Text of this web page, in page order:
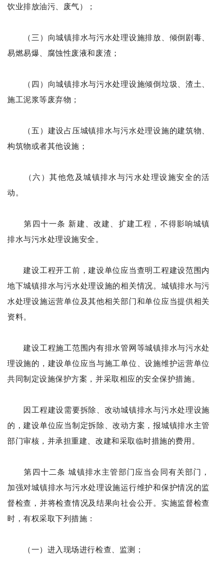
饮业排放油污、废气）；
（三）向城镇排水与污水处理设施排放、倾倒剧毒、
易燃易爆、腐蚀性废液和废渣；
（四）向城镇排水与污水处理设施倾倒垃圾、渣土、
施工泥浆等废弃物；
（五）建设占压城镇排水与污水处理设施的建筑物、
构筑物或者其他设施；
（六）其他危及城镇排水与污水处理设施安全的活
动。
第四十一条 新建、改建、扩建工程，不得影响城镇
排水与污水处理设施安全。
建设工程开工前，建设单位应当查明工程建设范围内
地下城镇排水与污水处理设施的相关情况。城镇排水与污
水处理设施运营单位及其他相关部门和单位应当提供相关
资料。
建设工程施工范围内有排水管网等城镇排水与污水处
理设施的，建设单位应当与施工单位、设施维护运营单位
共同制定设施保护方案，并采取相应的安全保护措施。
因工程建设需要拆除、改动城镇排水与污水处理设施
的，建设单位应当制定拆除、改动方案，报城镇排水主管
部门审核，并承担重建、改建和采取临时措施的费用。
第四十二条 城镇排水主管部门应当会同有关部门，
加强对城镇排水与污水处理设施运行维护和保护情况的监
督检查，并将检查情况及结果向社会公开。实施监督检查
时，有权采取下列措施：
（一）进入现场进行检查、监测；